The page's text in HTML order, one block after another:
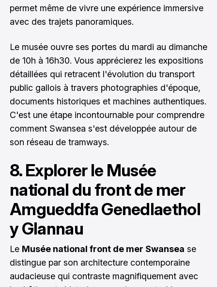
permet même de vivre une expérience immersive
avec des trajets panoramiques.
Le musée ouvre ses portes du mardi au dimanche
de 10h à 16h30. Vous apprécierez les expositions
détaillées qui retracent l'évolution du transport
public gallois à travers photographies d'époque,
documents historiques et machines authentiques.
C'est une étape incontournable pour comprendre
comment Swansea s'est développée autour de
son réseau de tramways.
8. Explorer le Musée
national du front de mer
Amgueddfa Genedlaethol
y Glannau
Le Musée national front de mer Swansea se
distingue par son architecture contemporaine
audacieuse qui contraste magnifiquement avec